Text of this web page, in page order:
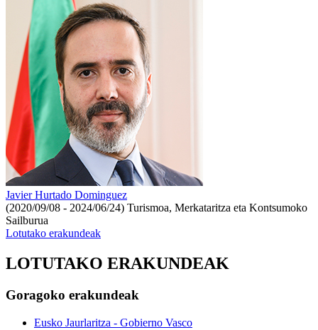
Javier Hurtado Dominguez
(2020/09/08 - 2024/06/24) Turismoa, Merkataritza eta Kontsumoko
Sailburua
Lotutako erakundeak
LOTUTAKO ERAKUNDEAK
Goragoko erakundeak
Eusko Jaurlaritza - Gobierno Vasco